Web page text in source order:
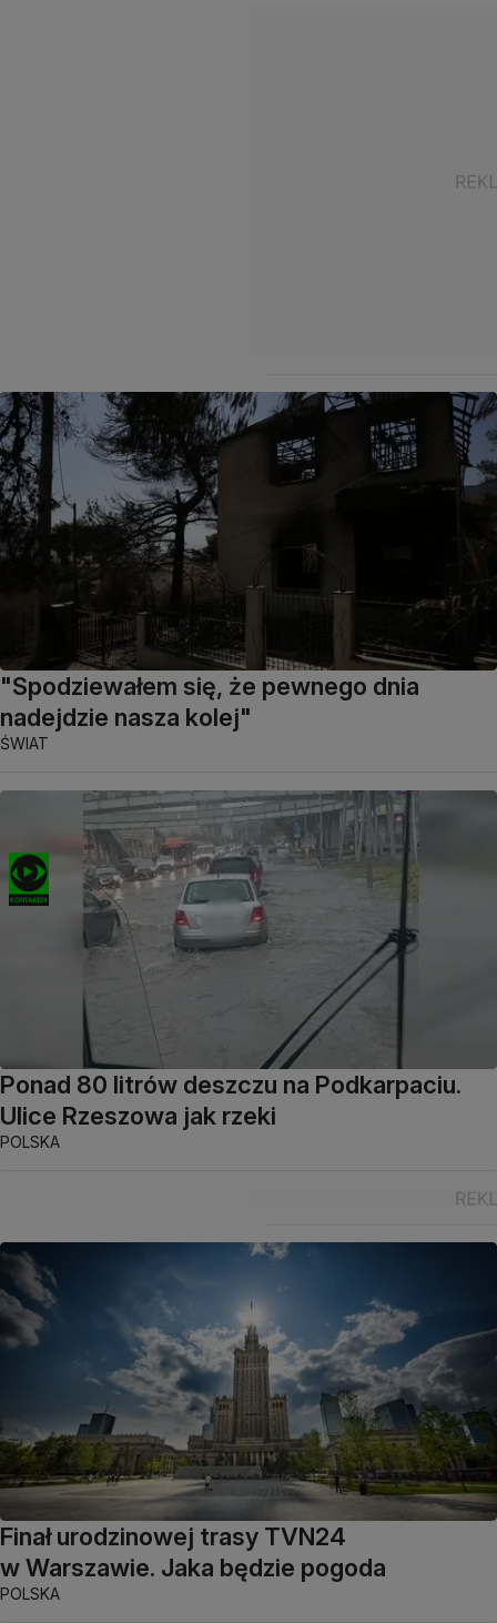
"Spodziewałem się, że pewnego dnia
nadejdzie nasza kolej"
ŚWIAT
Ponad 80 litrów deszczu na Podkarpaciu.
Ulice Rzeszowa jak rzeki
POLSKA
Finał urodzinowej trasy TVN24
w Warszawie. Jaka będzie pogoda
POLSKA